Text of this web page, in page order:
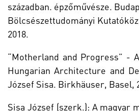
században. épzőművésze.
Bölcsészettudományi
2018.
“Motherland and Progress” -
Hungarian Architecture and
József Sisa. Birkhäuser, Basel,
Sisa József (szerk.): A magyar